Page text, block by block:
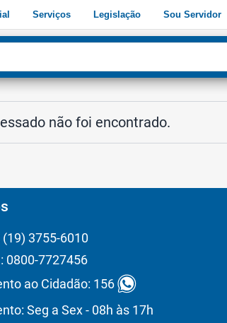
Serviços Legislação Sou Servidor
não foi encontrado.
3755-6010
0800-7727456
ao Cidadão: 156
Seg a Sex - 08h às 17h